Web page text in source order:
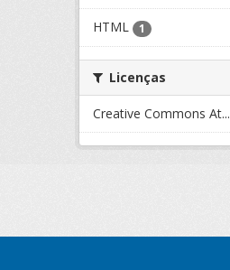
HTML 1
Licenças
Creative Commons At...